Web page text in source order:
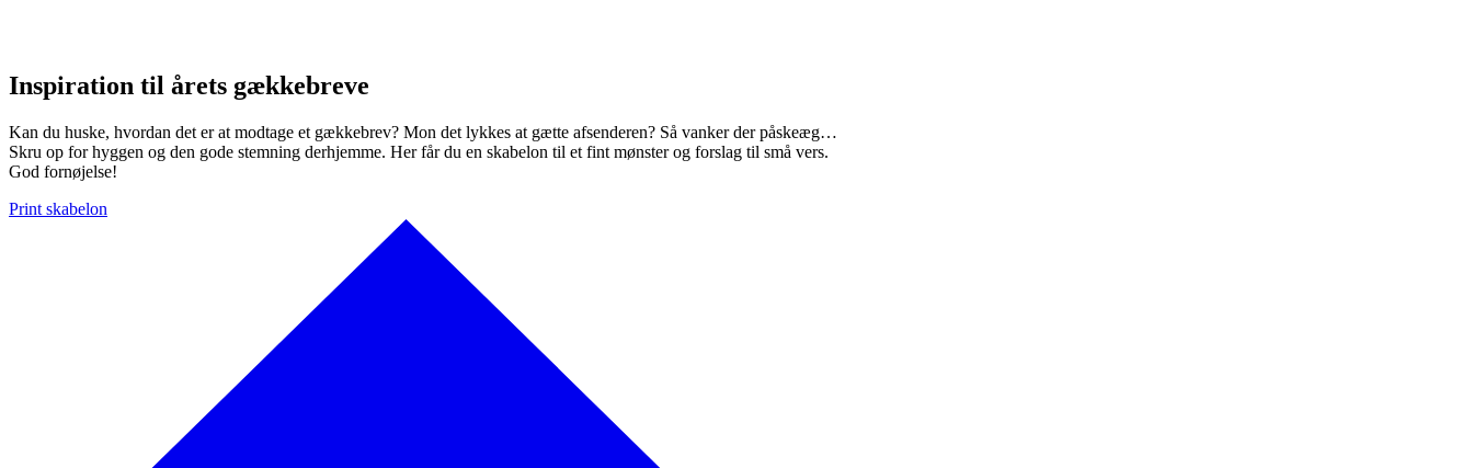
Inspiration til årets gækkebreve
Kan du huske, hvordan det er at modtage et gækkebrev? Mon det lykkes at gætte afsenderen? Så vanker der påskeæg…
Skru op for hyggen og den gode stemning derhjemme. Her får du en skabelon til et fint mønster og forslag til små vers.
God fornøjelse!
Print skabelon